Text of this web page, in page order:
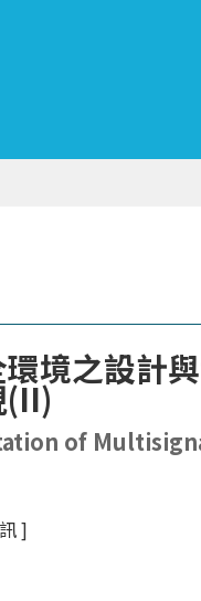
境之設計
(II)
of
]